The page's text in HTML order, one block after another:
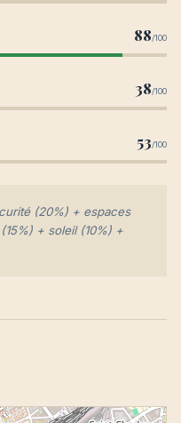
88/100
38/100
53/100
(20%) + espaces
+ soleil (10%) +